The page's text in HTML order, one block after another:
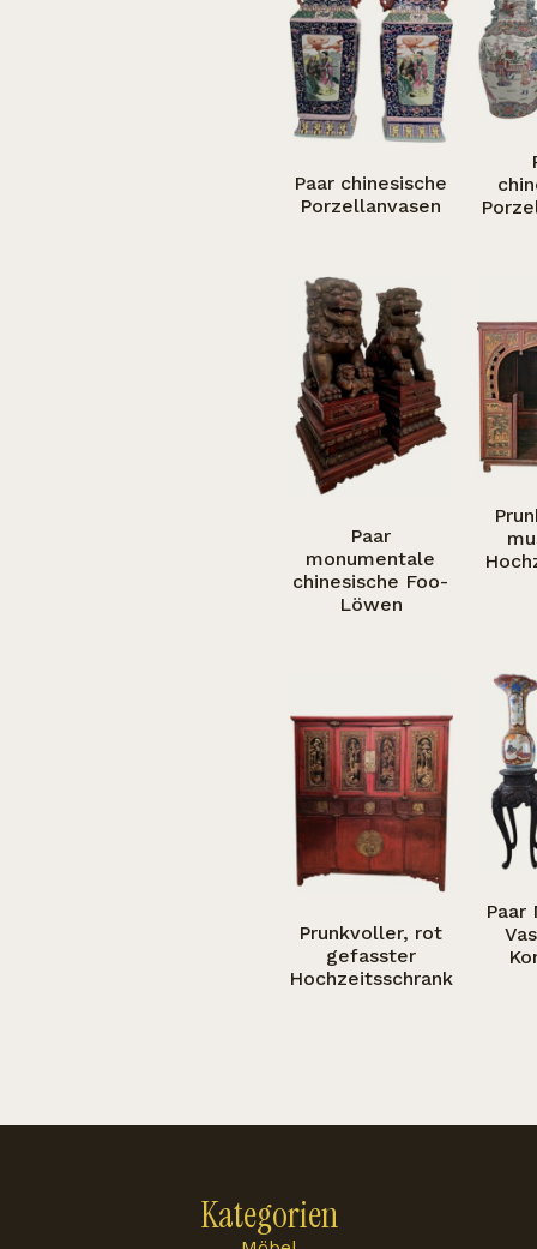
Paar chinesische
Porzellanvasen
Paar
monumentale
chinesische Foo-
Löwen
Prunkvoller, rot
gefasster
Hochzeitsschrank
Paar
Kategorien